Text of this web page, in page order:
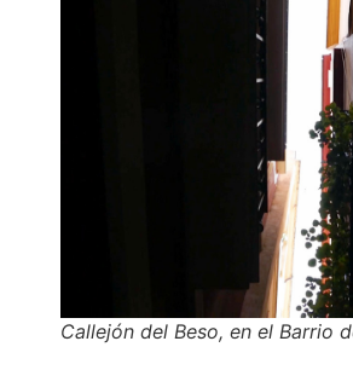
Callejón del Beso, en el Barrio